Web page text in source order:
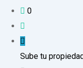
0
Sube tu